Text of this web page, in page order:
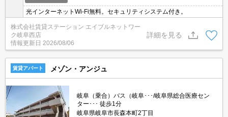
光インターネットWi-Fi無料。セキュリティシステム付き。
株式会社賃貸ステーション エイブルネットワー
ク岐阜西店
情報更新日 2026/08/06
詳細を見る
賃貸アパート メゾン・アンジュ
岐阜（乗合）バス（岐阜･･･/岐阜県総合医療セン
ター･･･ 徒歩1分
岐阜県岐阜市長森本町2丁目